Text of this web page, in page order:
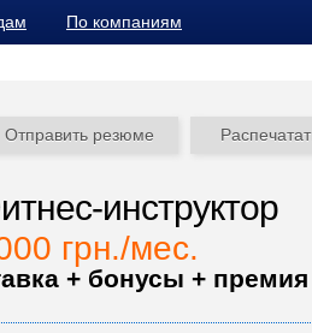
По компаниям
Отправить резюме
инструктор
грн./мес.
+ бонусы + премия